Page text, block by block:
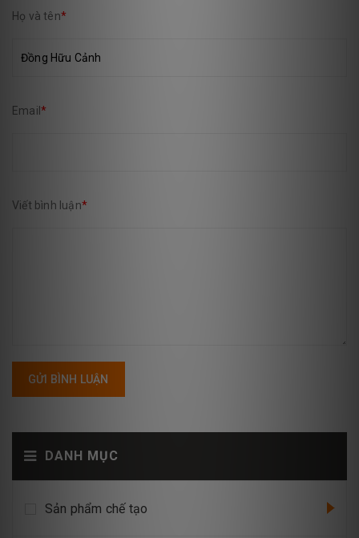
DANH MỤC
Sản phẩm chế tạo
Họ và tên*
Email *
Viết bình luận*
GỬI BÌNH LUẬN